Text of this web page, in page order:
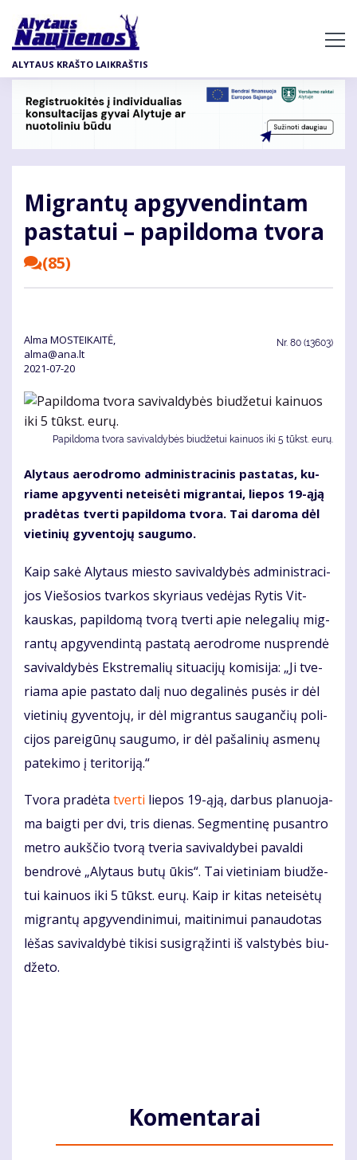
pagrindinį
turinį
ALYTAUS KRAŠTO LAIKRAŠTIS
Mig­ran­tų ap­gy­ven­din­tam
pa­sta­tui – pa­pil­do­ma tvo­ra
(85)
Alma MOSTEIKAITĖ,
alma@ana.lt
2021-07-20
Nr. 80 (13603)
Papildoma tvora savivaldybės biu­dže­tui kai­nuos iki 5 tūkst. eu­rų.
Aly­taus ae­ro­dro­mo ad­mi­nist­ra­ci­nis pa­sta­tas, ku­
ria­me ap­gy­ven­ti ne­tei­sė­ti mig­ran­tai, lie­pos 19-ąją
pra­dė­tas tver­ti pa­pil­do­ma tvo­ra. Tai da­ro­ma dėl
vie­ti­nių gy­ven­to­jų sau­gu­mo.
Kaip sa­kė Aly­taus mies­to sa­vi­val­dy­bės ad­mi­nist­ra­ci­
jos Vie­šo­sios tvar­kos sky­riaus ve­dė­jas Ry­tis Vit­
kaus­kas, pa­pil­do­mą tvo­rą tver­ti ap­ie ne­le­ga­lių mig­
ran­tų ap­gy­ven­din­tą pa­sta­tą ae­ro­dro­me nu­spren­dė
sa­vi­val­dy­bės Eks­tre­ma­lių si­tu­a­ci­jų ko­mi­si­ja: „Ji tve­
ria­ma apie pa­sta­to da­lį nuo de­ga­li­nės pu­sės ir dėl
vie­ti­nių gy­ven­to­jų, ir dėl mig­ran­tus sau­gan­čių po­li­
ci­jos pa­rei­gū­nų sau­gu­mo, ir dėl pa­ša­li­nių as­me­nų
pa­te­ki­mo į te­ri­to­ri­ją.“
Tvo­ra pra­dė­ta tver­ti lie­pos 19-ąją, dar­bus pla­nuo­ja­
ma baig­ti per dvi, tris die­nas. Seg­men­ti­nę pus­an­tro
met­ro aukš­čio tvo­rą tve­ria sa­vi­val­dy­bei pa­val­di
ben­dro­vė „Aly­taus bu­tų ūkis“. Tai vie­ti­niam biu­dže­
tui kai­nuos iki 5 tūkst. eu­rų. Kaip ir ki­tas ne­tei­sė­tų
mig­ran­tų ap­gy­ven­di­ni­mui, mai­ti­ni­mui pa­nau­do­tas
lė­šas sa­vi­val­dy­bė ti­ki­si su­sig­rą­žin­ti iš vals­ty­bės biu­
dže­to.
Komentarai